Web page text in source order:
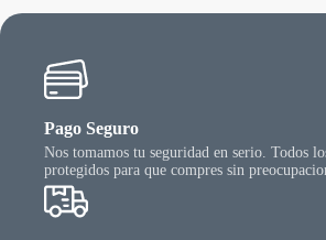
Pago Seguro
Nos tomamos tu seguridad en serio. Todos
protegidos para que compres sin